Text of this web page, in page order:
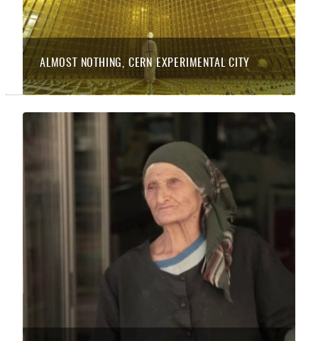
ALMOST NOTHING, CERN EXPERIMENTAL CITY